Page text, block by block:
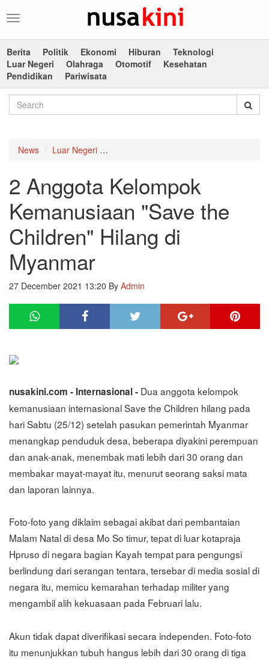
Toggle
Berita
Politik Ekonomi Hiburan
Teknologi
Luar Negeri
Olahraga Otomotif
Kesehatan
Pendidikan
Pariwisata
News Luar Negeri
2 Anggota Kelompok
Kemanusiaan "Save the
Children" Hilang di
Myanmar
27 December 2021 13:20 By Admin
nusakini.com - Internasional - Dua anggota kelompok
kemanusiaan internasional Save the Children hilang pada
hari Sabtu (25/12) setelah pasukan pemerintah Myanmar
menangkap penduduk desa, beberapa diyakini perempuan
dan anak-anak, menembak mati lebih dari 30 orang dan
membakar mayat-mayat itu, menurut seorang saksi mata
dan laporan lainnya.
Foto-foto yang diklaim sebagai akibat dari pembantaian
Malam Natal di desa Mo So timur, tepat di luar kotapraja
Hpruso di negara bagian Kayah tempat para pengungsi
berlindung dari serangan tentara, tersebar di media sosial di
negara itu, memicu kemarahan terhadap militer yang
mengambil alih kekuasaan pada Februari lalu.
Akun tidak dapat diverifikasi secara independen. Foto-foto
itu menunjukkan tubuh hangus lebih dari 30 orang di tiga